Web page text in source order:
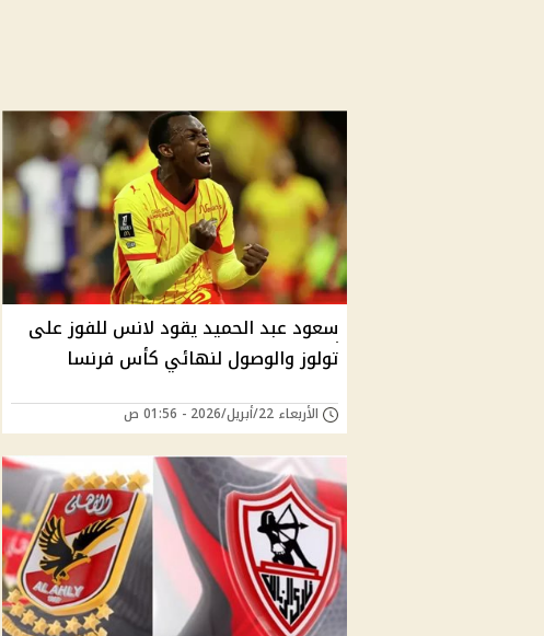
سعود عبد الحميد يقود لانس للفوز على
تولوز والوصول لنهائي كأس فرنسا
الأربعاء 22/أبريل/2026 - 01:56 ص